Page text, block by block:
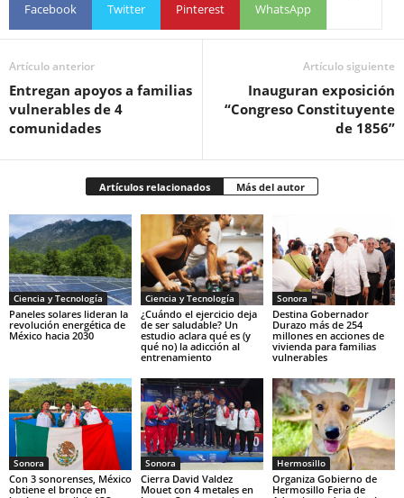
Facebook Twitter Pinterest WhatsApp
Artículo anterior
Entregan apoyos a familias
vulnerables de 4
comunidades
Artículo siguiente
Inauguran exposición
“Congreso Constituyente
de 1856”
Artículos relacionados Más del autor
Ciencia y Tecnología
Paneles solares lideran la
revolución energética de
México hacia 2030
Ciencia y Tecnología
¿Cuándo el ejercicio deja
de ser saludable? Un
estudio aclara qué es (y
qué no) la adicción al
entrenamiento
Sonora
Destina Gobernador
Durazo más de 254
millones en acciones de
vivienda para familias
vulnerables
Sonora
Con 3 sonorenses, México
obtiene el bronce en
Sonora
Cierra David Valdez
Mouet con 4 metales en
Hermosillo
Organiza Gobierno de
Hermosillo Feria de